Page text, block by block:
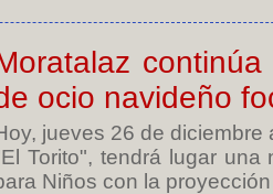
ocio navideño
jueves 26 de
Torito", tendrá lugar
Niños con la